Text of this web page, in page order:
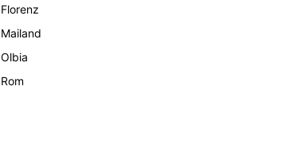
Florenz
Mailand
Olbia
Rom